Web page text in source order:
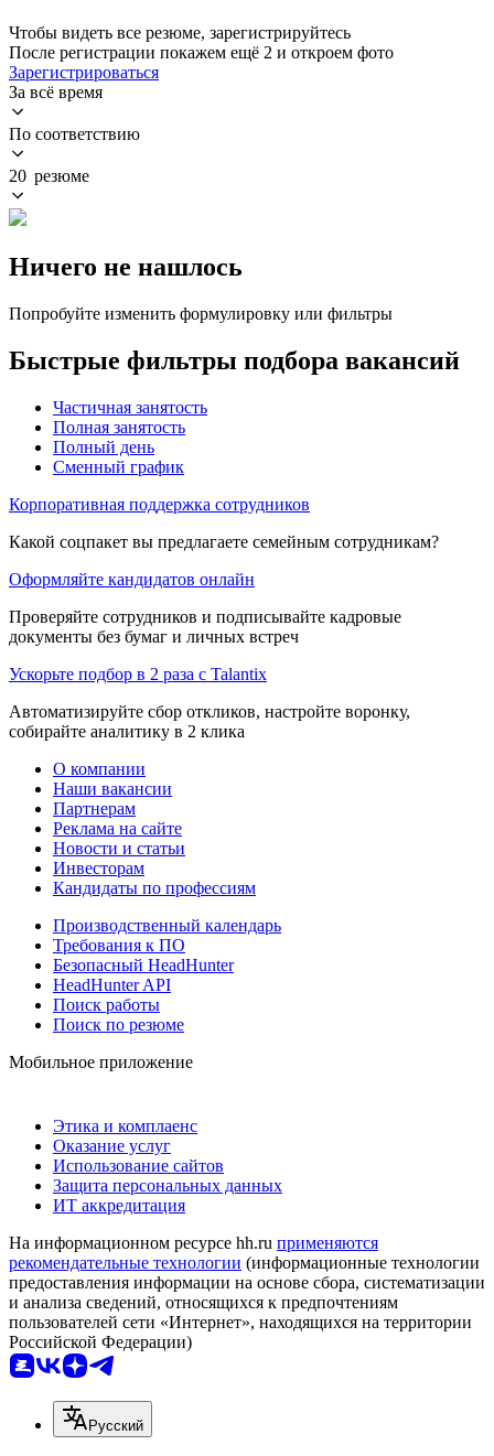
Чтобы видеть все резюме, зарегистрируйтесь
После регистрации покажем ещё 2 и откроем фото
Зарегистрироваться
За всё время
По соответствию
20 резюме
Ничего не нашлось
Попробуйте изменить формулировку или фильтры
Быстрые фильтры подбора вакансий
Частичная занятость
Полная занятость
Полный день
Сменный график
Корпоративная поддержка сотрудников
Какой соцпакет вы предлагаете семейным сотрудникам?
Оформляйте кандидатов онлайн
Проверяйте сотрудников и подписывайте кадровые
документы без бумаг и личных встреч
Ускорьте подбор в 2 раза с Talantix
Автоматизируйте сбор откликов, настройте воронку,
собирайте аналитику в 2 клика
О компании
Наши вакансии
Партнерам
Реклама на сайте
Новости и статьи
Инвесторам
Кандидаты по профессиям
Производственный календарь
Требования к ПО
Безопасный HeadHunter
HeadHunter API
Поиск работы
Поиск по резюме
Мобильное приложение
Этика и комплаенс
Оказание услуг
Использование сайтов
Защита персональных данных
ИТ аккредитация
На информационном ресурсе hh.ru применяются
рекомендательные технологии (информационные технологии
предоставления информации на основе сбора, систематизации
и анализа сведений, относящихся к предпочтениям
пользователей сети «Интернет», находящихся на территории
Российской Федерации)
Русский